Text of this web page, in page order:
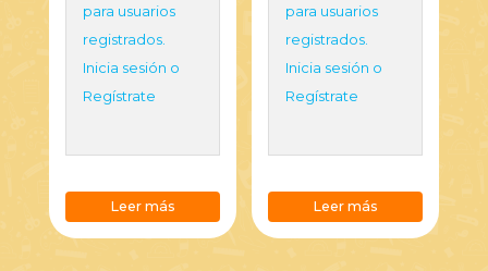
para usuarios
registrados.
Inicia sesión o
Regístrate
Leer más
para usuarios
registrados.
Inicia sesión o
Regístrate
Leer más